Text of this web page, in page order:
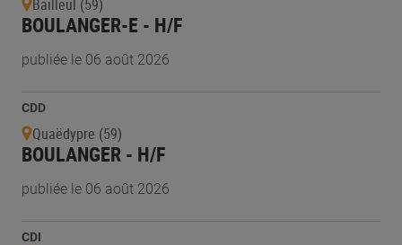
Bailleul (59)
BOULANGER-E - H/F
publiée le 06 août 2026
CDD
Quaëdypre (59)
BOULANGER - H/F
publiée le 06 août 2026
CDI